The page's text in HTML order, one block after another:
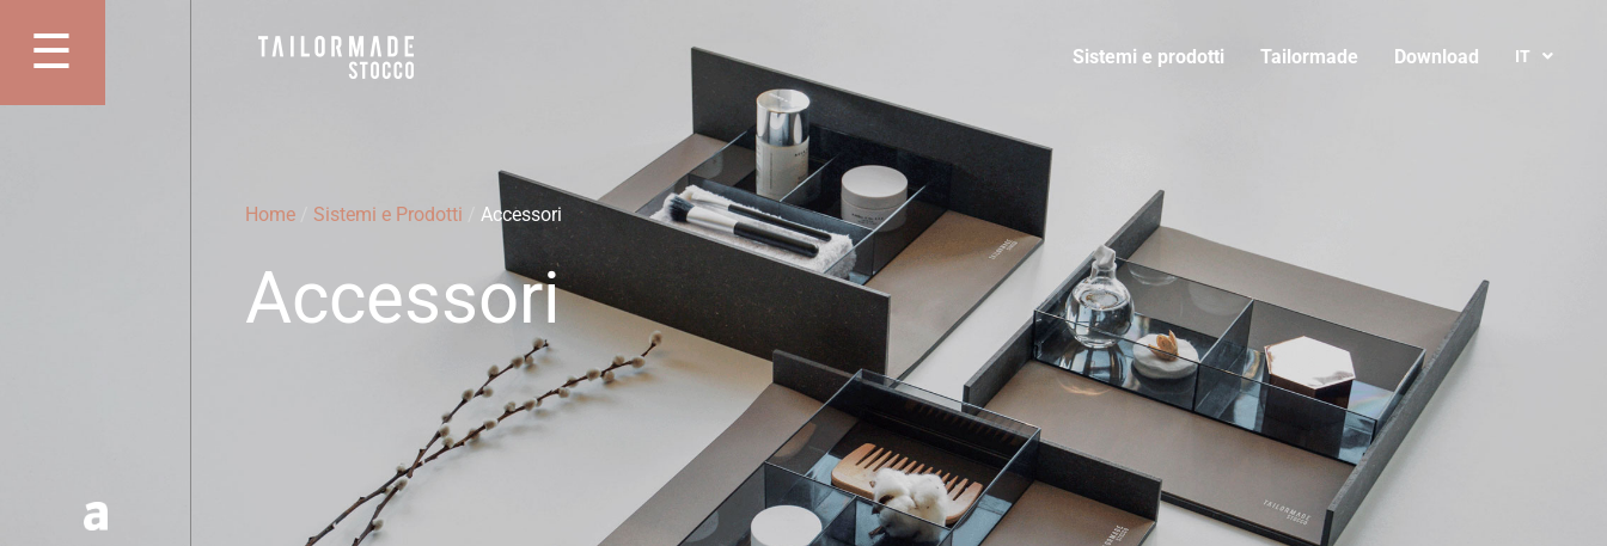
Apri Menu
☰
Instagram
Youtube
Home /Sistemi e Prodotti Accessori
Accessori
Sistemi e prodotti Tailormade Download IT